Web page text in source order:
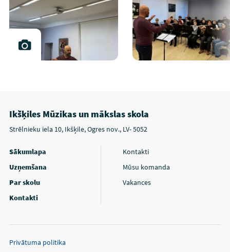
Ikšķiles Mūzikas un mākslas skola
Strēlnieku iela 10, Ikšķile, Ogres nov., LV- 5052
Sākumlapa
Uzņemšana
Par skolu
Kontakti
Kontakti
Mūsu komanda
Vakances
Privātuma politika